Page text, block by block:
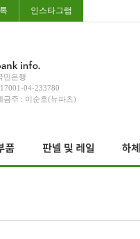
인스타그램
민은행
04-233780
금주 : 이순호(뉴파츠)